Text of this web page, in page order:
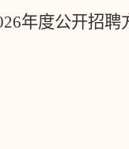
年度公开招聘